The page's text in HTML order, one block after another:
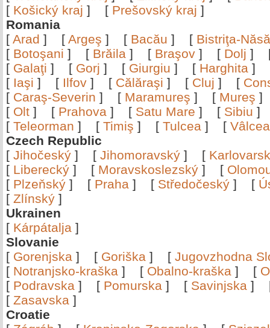
[ Košický kraj ] [ Prešovský kraj ]
Romania
[ Arad ] [ Argeş ] [ Bacău ] [ Bistriţa-
[ Botoşani ] [ Brăila ] [ Braşov ] [ Dolj ]
[ Galaţi ] [ Gorj ] [ Giurgiu ] [ Harghita ]
[ Iaşi ] [ Ilfov ] [ Călăraşi ] [ Cluj ] [
[ Caraş-Severin ] [ Maramureş ] [ Mureş
[ Olt ] [ Prahova ] [ Satu Mare ] [ Sibiu
[ Teleorman ] [ Timiş ] [ Tulcea ] [
Czech Republic
[ Jihočeský ] [ Jihomoravský ] [
[ Liberecký ] [ Moravskoslezský ] [
[ Plzeňský ] [ Praha ] [ Středočeský ] [
[ Zlínský ]
Ukrainen
[ Kárpátalja ]
Slovanie
[ Gorenjska ] [ Goriška ] [ Jugovzhodna
[ Notranjsko-kraška ] [ Obalno-kraška ] [
[ Podravska ] [ Pomurska ] [ Savinjska ]
[ Zasavska ]
Croatie